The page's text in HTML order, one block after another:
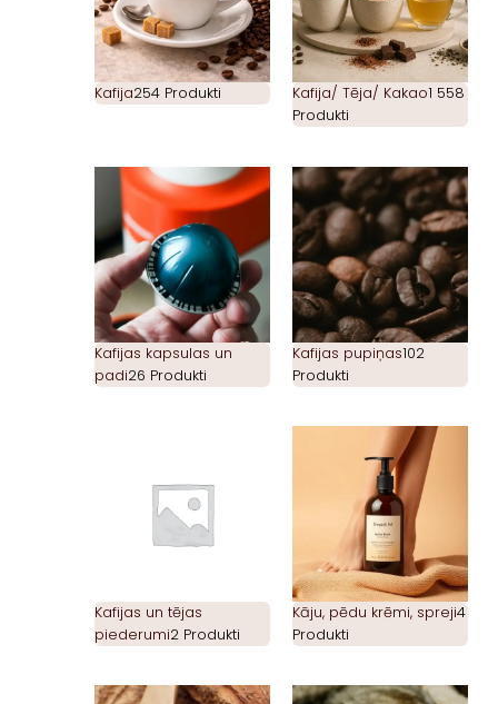
Kafija254 Produkti Kafija/ Tēja/ Kakao1 558
Produkti
Kafijas kapsulas un
padi26 Produkti
Kafijas pupiņas102
Produkti
Kafijas un tējas
piederumi2 Produkti
Kāju, pēdu krēmi, spreji4
Produkti